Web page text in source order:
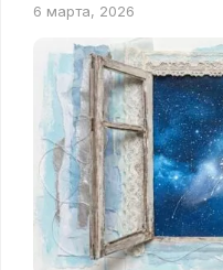
6 марта, 2026